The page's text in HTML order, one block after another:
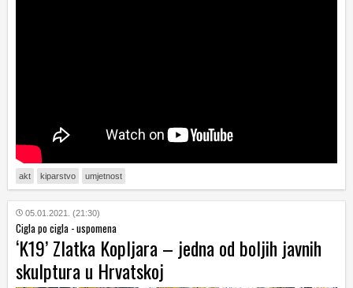
akt kiparstvo umjetnost
05.01.2021. (21:30)
Cigla po cigla - uspomena
‘K19’ Zlatka Kopljara – jedna od boljih javnih
skulptura u Hrvatskoj